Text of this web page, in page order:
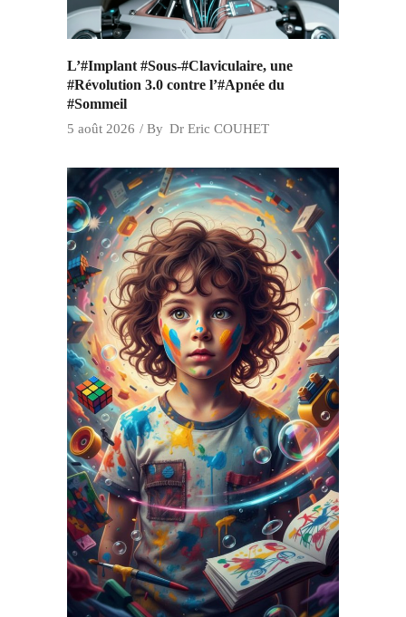
L’#Implant #Sous-#Claviculaire, une
#Révolution 3.0 contre l’#Apnée du
#Sommeil
5 août 2026 By Dr Eric COUHET